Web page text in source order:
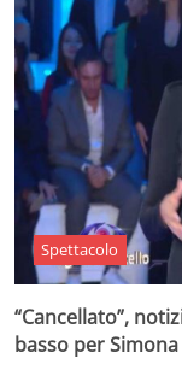
Spettacolo
“Cancellato”,
basso per